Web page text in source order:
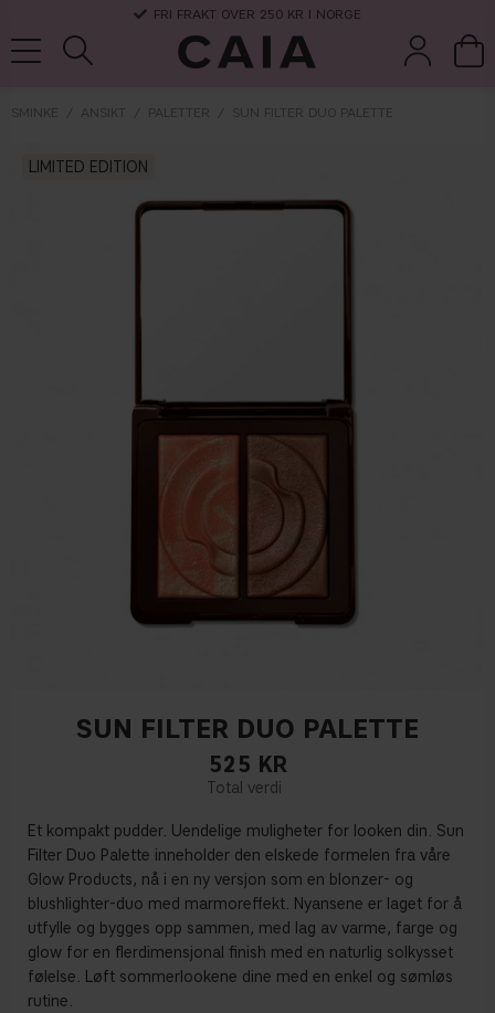
FRI FRAKT OVER 250 KR I NORGE
SMINKE ANSIKT PALETTER SUN FILTER DUO PALETTE
LIMITED EDITION
SUN FILTER DUO PALETTE
525 KR
Et kompakt pudder. Uendelige muligheter for looken din. Sun
Filter Duo Palette inneholder den elskede formelen fra våre
Glow Products, nå i en ny versjon som en blonzer- og
blushlighter-duo med marmoreffekt. Nyansene er laget for å
utfylle og bygges opp sammen, med lag av varme, farge og
glow for en flerdimensjonal finish med en naturlig solkysset
følelse. Løft sommerlookene dine med en enkel og sømløs
rutine.
parfyme